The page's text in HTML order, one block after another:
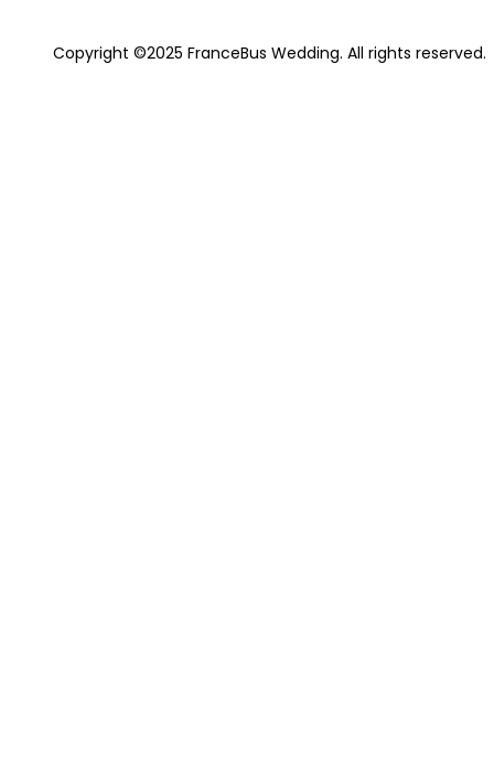
Copyright ©2025 FranceBus Wedding. All rights reserved.